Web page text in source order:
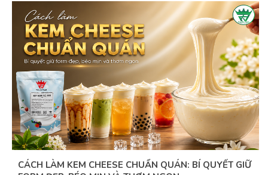
CÁCH LÀM KEM CHEESE CHUẨN QUÁN: BÍ QUYẾT GIỮ